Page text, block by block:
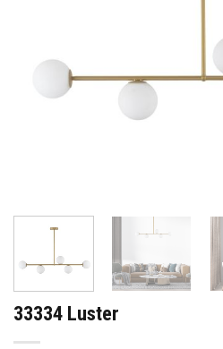
33334 Luster